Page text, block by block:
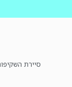
סיירת